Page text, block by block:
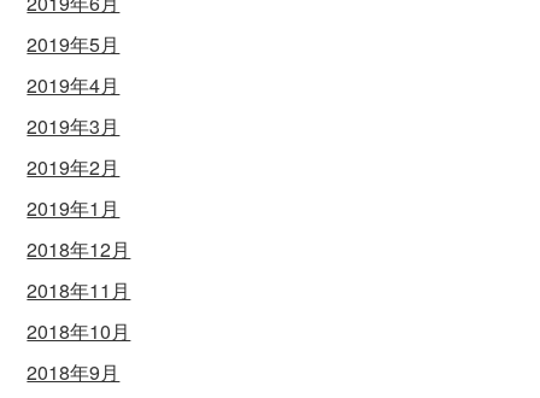
2019年5月
2019年4月
2019年3月
2019年2月
2019年1月
2018年12月
2018年11月
2018年10月
2018年9月